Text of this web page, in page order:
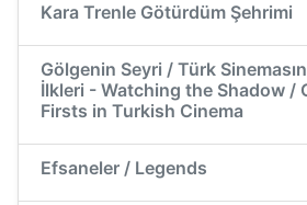
Kara Trenle Götürdüm Şehrimi
Gölgenin Seyri / Türk
İlkleri - Watching the Shadow /
Firsts in Turkish Cinema
Efsaneler / Legends